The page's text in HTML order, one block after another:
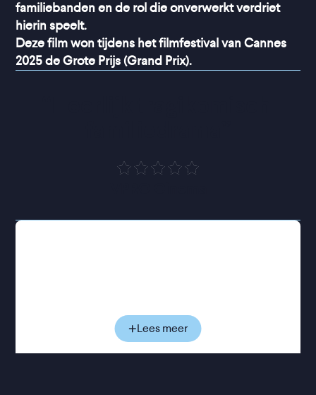
familiebanden en de rol die onverwerkt verdriet
hierin speelt.
Deze film won tijdens het filmfestival van Cannes
2025 de Grote Prijs (Grand Prix).
Nora (Renate Reinsve) is actrice en de jongste
hoofdrol wil spelen in zijn nieuwe film. Ze weigert.
De pijn van hun jarenlange verwijdering ligt nog te
vers. In plaats daarvan kiest Gustav voor de
Lees meer